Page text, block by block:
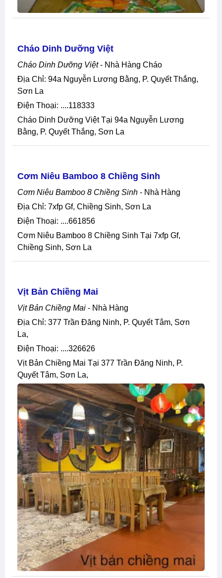
Cháo Dinh Dưỡng Việt
Cháo Dinh Dưỡng Việt- Nhà Hàng Cháo
Địa Chỉ: 94a Nguyễn Lương Bằng, P. Quyết Thắng,
Sơn La
Điện Thoại: ....118333
Cháo Dinh Dưỡng Việt Tại 94a Nguyễn Lương
Bằng, P. Quyết Thắng, Sơn La
Cơm Niêu Bamboo 8 Chiềng Sinh
Cơm Niêu Bamboo 8 Chiềng Sinh - Nhà Hàng
Địa Chỉ: 7xfp Gf, Chiềng Sinh, Sơn La
Điện Thoại: ....661856
Cơm Niêu Bamboo 8 Chiềng Sinh Tại 7xfp Gf,
Chiềng Sinh, Sơn La
Vịt Bản Chiềng Mai
Vịt Bản Chiềng Mai - Nhà Hàng
Địa Chỉ: 377 Trần Đăng Ninh, P. Quyết Tâm, Sơn
La,
Điện Thoại: ....326626
Vịt Bản Chiềng Mai Tại 377 Trần Đăng Ninh, P.
Quyết Tâm, Sơn La,